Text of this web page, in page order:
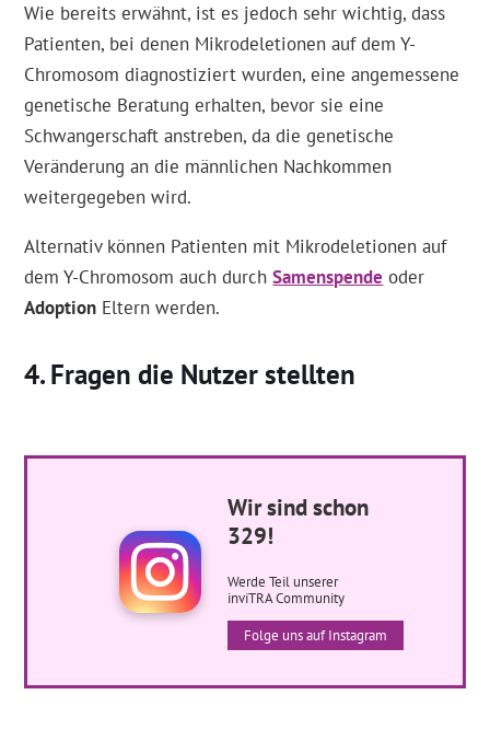
Wie bereits erwähnt, ist es jedoch sehr wichtig, dass
Patienten, bei denen Mikrodeletionen auf dem Y-
Chromosom diagnostiziert wurden, eine angemessene
genetische Beratung erhalten, bevor sie eine
Schwangerschaft anstreben, da die genetische
Veränderung an die männlichen Nachkommen
weitergegeben wird.
Alternativ können Patienten mit Mikrodeletionen auf
dem Y-Chromosom auch durchSamenspende oder
Adoption Eltern werden.
Fragen die Nutzer stellten
Wir sind schon
329!
Werde Teil unserer
inviTRA Community
Folge uns auf Instagram